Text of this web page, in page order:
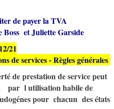
de payer la TVA
et Juliette Garside
21
de services - Règles générales
de prestation de service peut
par l utilisation habile de
pour chacun des états